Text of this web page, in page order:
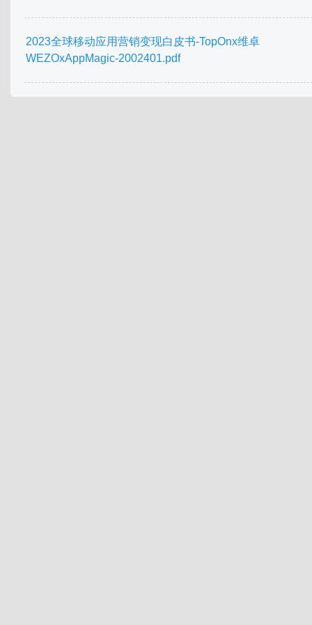
2023全球移动应用营销变现白皮书-TopOnx维卓
WEZOxAppMagic-2002401.pdf